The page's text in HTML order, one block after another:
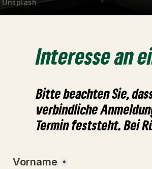
Unsplash
Interesse an
Bitte beachten Sie,
verbindliche
Termin feststeht. Bei